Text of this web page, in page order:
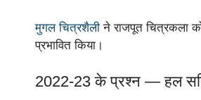
मुगल चित्रशैली ने राजपूत चित्रकला
प्रभावित किया।
2022-23 के प्रश्न — हल